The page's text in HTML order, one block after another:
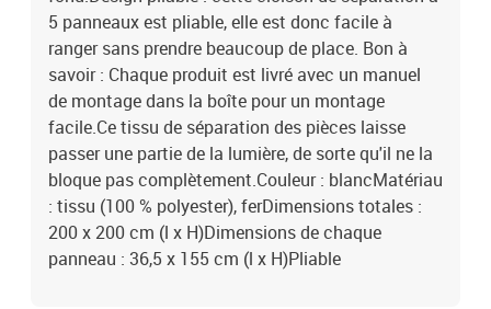
5 panneaux est pliable, elle est donc facile à
ranger sans prendre beaucoup de place. Bon à
savoir : Chaque produit est livré avec un manuel
de montage dans la boîte pour un montage
facile.Ce tissu de séparation des pièces laisse
passer une partie de la lumière, de sorte qu'il ne la
bloque pas complètement.Couleur : blancMatériau
: tissu (100 % polyester), ferDimensions totales :
200 x 200 cm (l x H)Dimensions de chaque
panneau : 36,5 x 155 cm (l x H)Pliable